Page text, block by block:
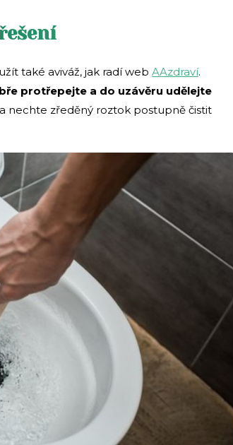
také aviváž, jak radí web AAzdraví.
protřepejte a do uzávěru udělejte
nechte zředěný roztok postupně čistit